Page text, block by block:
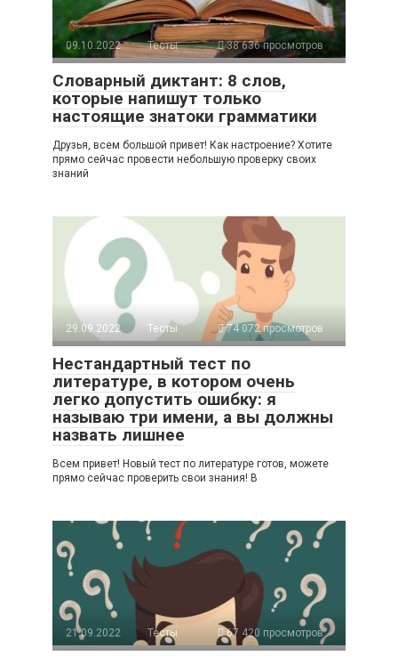
09.10.2022 Тесты 38 636 просмотров
Словарный диктант: 8 слов,
которые напишут только
настоящие знатоки грамматики
Друзья, всем большой привет! Как настроение? Хотите
прямо сейчас провести небольшую проверку своих
знаний
29.09.2022 Тесты 74 072 просмотров
Нестандартный тест по
литературе, в котором очень
легко допустить ошибку: я
называю три имени, а вы должны
назвать лишнее
Всем привет! Новый тест по литературе готов, можете
прямо сейчас проверить свои знания! В
21.09.2022 Тесты 67 420 просмотров